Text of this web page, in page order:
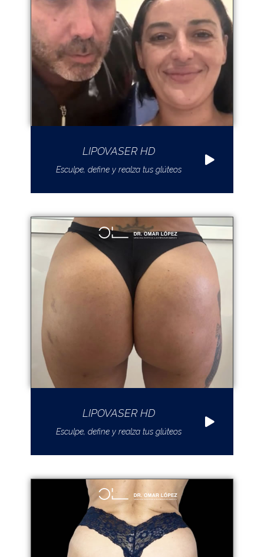
LIPOVASER HD
Esculpe, define y realza tus glúteos
LIPOVASER HD
Esculpe, define y realza tus glúteos